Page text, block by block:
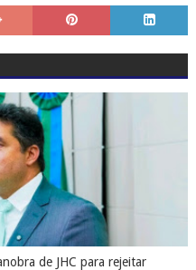
de JHC para rejeitar